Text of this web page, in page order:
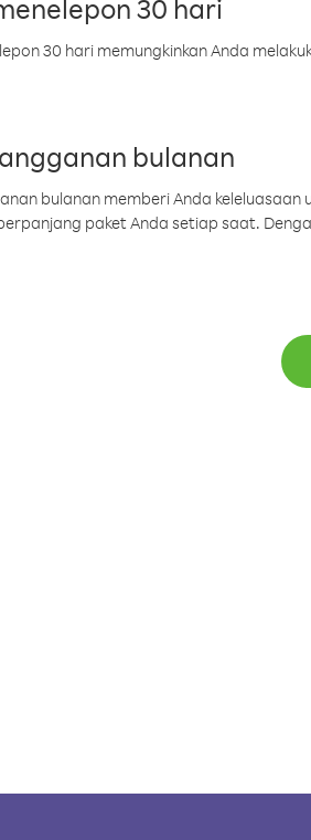
30 hari
30 hari memungkinkan Anda
bulanan
bulanan memberi Anda
paket Anda setiap saat.